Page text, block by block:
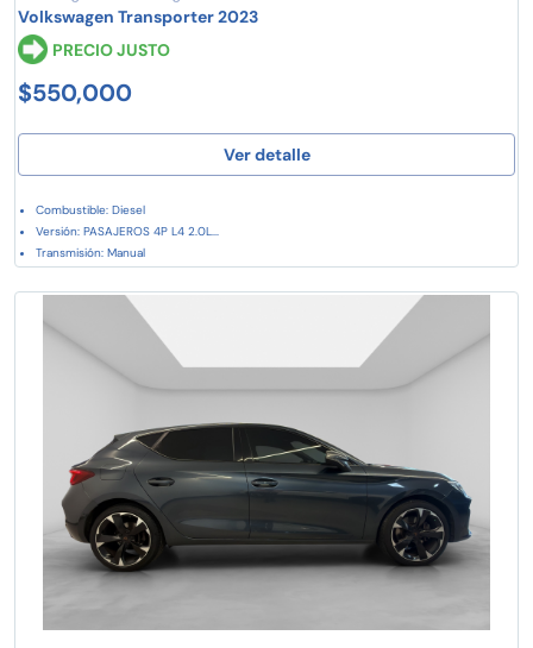
Volkswagen Transporter 2023
PRECIO JUSTO
$550,000
Ver detalle
Combustible: Diesel
Versión: PASAJEROS 4P L4 2.0L...
Transmisión: Manual